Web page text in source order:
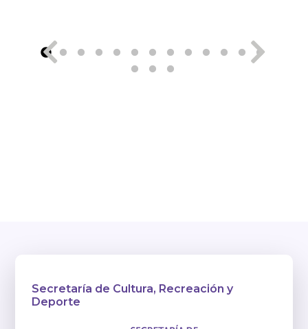
Secretaría de Cultura, Recreación y
Deporte